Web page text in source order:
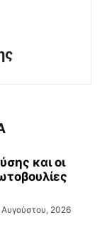
και οι
Αυγούστου, 2026